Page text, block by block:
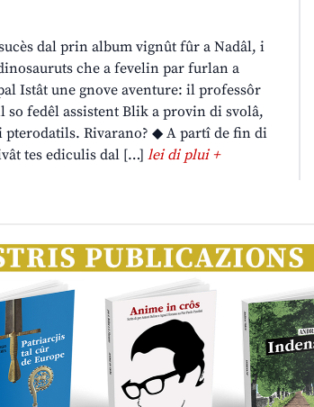
dal prin album vignût fûr a Nadâl, i
che a fevelin par furlan a
Istât une gnove aventure: il professôr
so fedêl assistent Blik a provin di svolâ,
pterodatils. Rivarano? ◆ A partî de fin di
tes ediculis dal […] lei di plui +